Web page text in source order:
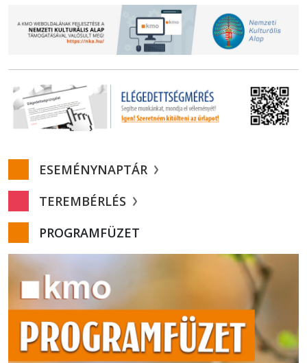
ESEMÉNYNAPTÁR
TEREMBÉRLÉS
PROGRAMFÜZET